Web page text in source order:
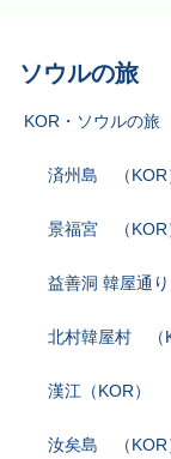
ソウルの旅
KOR・ソウルの
済州島 （KOR
景福宮 （KOR
益善洞 韓屋通
北村韓屋村 （
漢江（KOR）
汝矣島 （KOR